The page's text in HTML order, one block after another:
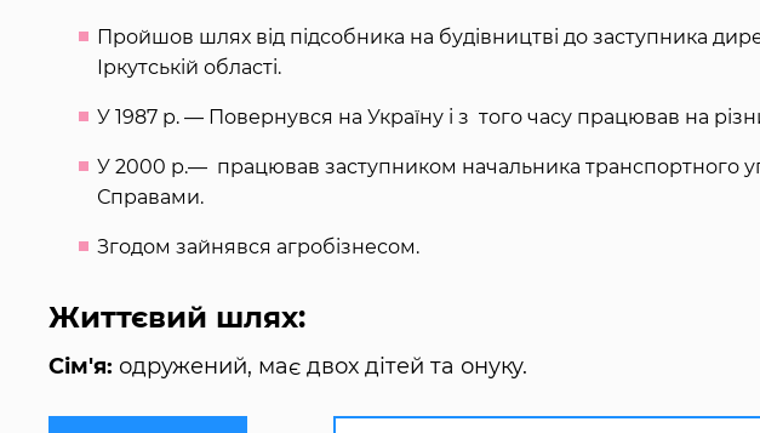
Пройшов шлях від підсобника на будівництві до заступника
Іркутській області.
У 1987 р. — Повернувся на Україну і з того часу працював на
У 2000 р.— працював заступником начальника транспортного
Справами.
Згодом зайнявся агробізнесом.
Життєвий шлях:
Сім'я: одружений, має двох дітей та онуку.